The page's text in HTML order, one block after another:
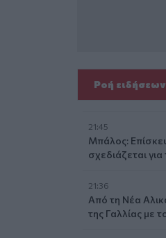
Ροή ειδήσεων
21:45
Μπάλος:
σχεδιάζεται
21:36
Από τη Νέα
της Γαλλίας με